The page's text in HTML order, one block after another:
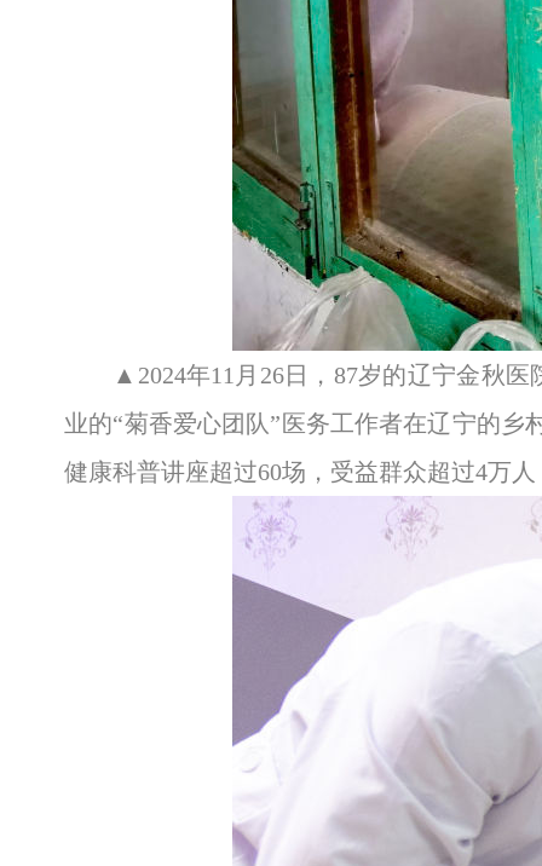
▲2024年11月26日，87岁的辽宁金秋
业的“菊香爱心团队”医务工作者在辽宁的
健康科普讲座超过60场，受益群众超过4万